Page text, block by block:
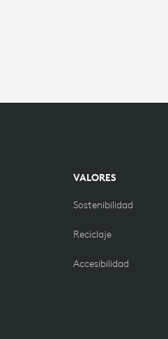
VALORES
Sostenibilidad
Reciclaje
Accesibilidad